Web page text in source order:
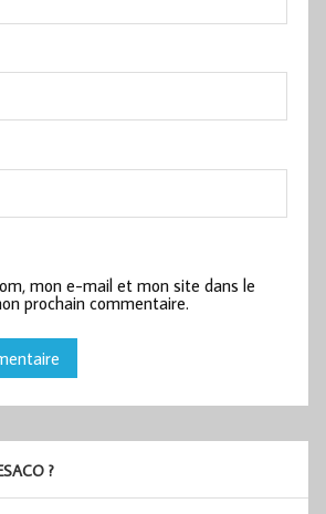
mon e-mail et mon site dans le
prochain commentaire.
?